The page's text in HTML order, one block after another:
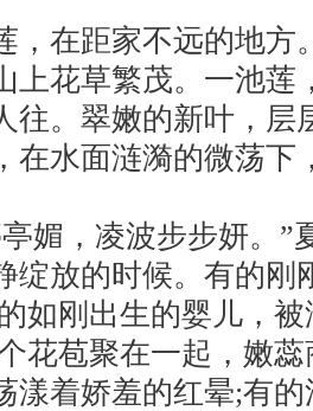
在距家不远的地方
上花草繁茂。一池莲
往。翠嫩的新叶，层
在水面涟漪的微荡下
，凌波步步妍。”
绽放的时候。有的刚
如刚出生的婴儿，
花苞聚在一起，嫩
漾着娇羞的红晕;有